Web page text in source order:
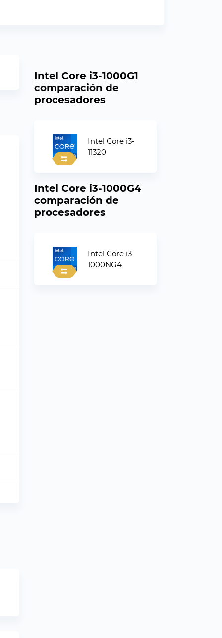
Intel Core i3-1000G1
comparación de
procesadores
Intel Core i3-
11320
Intel Core i3-1000G4
comparación de
procesadores
Intel Core i3-
1000NG4